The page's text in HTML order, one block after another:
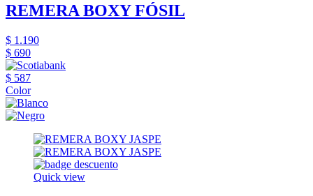
REMERA BOXY FÓSIL
$ 1.190
$ 690
$ 587
Color
Quick view